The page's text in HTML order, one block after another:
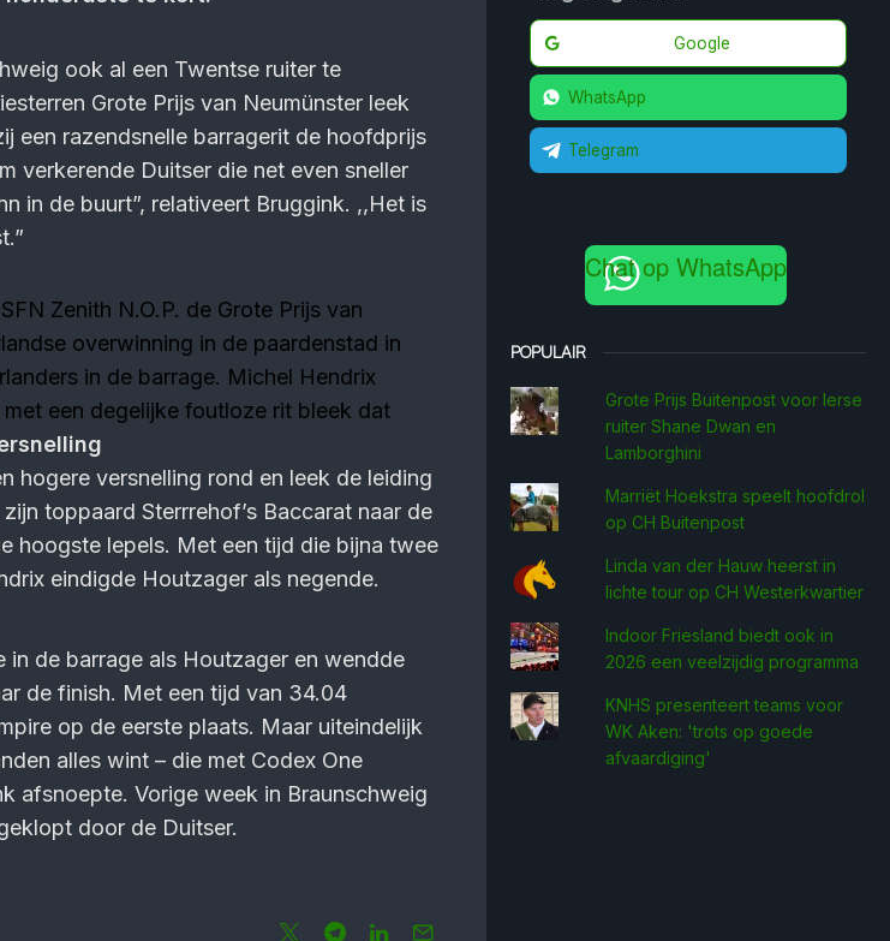
ook al een Twentse ruiter te
Grote Prijs van Neumünster leek
een razendsnelle barragerit de hoofdprijs
verkerende Duitser die net even sneller
in de buurt”, relativeert Bruggink. ,,Het is
Zenith N.O.P. de Grote Prijs van
overwinning in de paardenstad in
in de barrage. Michel Hendrix
een degelijke foutloze rit bleek dat
hogere versnelling rond en leek de leiding
toppaard Sterrrehof’s Baccarat naar de
hoogste lepels. Met een tijd die bijna twee
eindigde Houtzager als negende.
de barrage als Houtzager en wendde
de finish. Met een tijd van 34.04
op de eerste plaats. Maar uiteindelijk
alles wint – die met Codex One
afsnoepte. Vorige week in Braunschweig
door de Duitser.
Google
WhatsApp
Telegram
Chat op WhatsApp
POPULAIR
Grote Prijs Buitenpost voor Ierse
ruiter Shane Dwan en
Lamborghini
Marriët Hoekstra speelt hoofdrol
op CH Buitenpost
Linda van der Hauw heerst in
lichte tour op CH Westerkwartier
Indoor Friesland biedt ook in
2026 een veelzijdig programma
KNHS presenteert teams voor
WK Aken: 'trots op goede
afvaardiging'